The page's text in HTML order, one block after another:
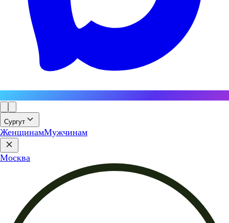
Сургут
ЖенщинамМужчинам
Москва